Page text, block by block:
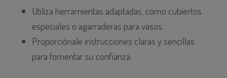
Utiliza herramientas adaptadas, como cubiertos
especiales o agarraderas para vasos.
Proporciónale instrucciones claras y sencillas
para fomentar su confianza.